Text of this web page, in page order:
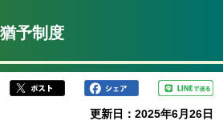
予制度
更新日：2025年6月26日